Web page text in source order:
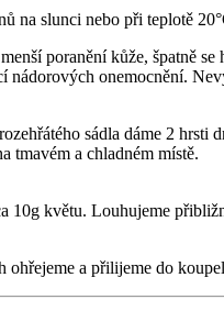
na slunci nebo při teplotě
poranění kůže, špatně
onemocnění.
sádla dáme 2
tmavém a chladném místě.
květu. Louhujeme
a přilijeme do